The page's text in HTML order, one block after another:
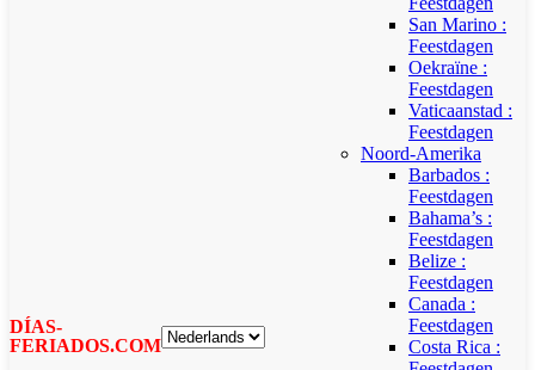
DÍAS-
FERIADOS.COM
San Marino :
Feestdagen
Oekraïne :
Feestdagen
Vaticaanstad :
Feestdagen
Noord-Amerika
Barbados :
Feestdagen
Bahama’s :
Feestdagen
Belize :
Feestdagen
Canada :
Feestdagen
Costa Rica :